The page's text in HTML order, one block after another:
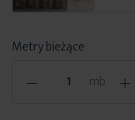
Metry bieżące
- mb +